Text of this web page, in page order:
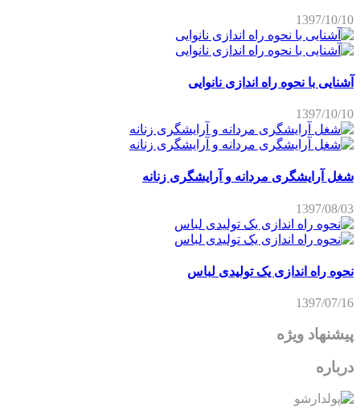
1397/10/10
آشنایی با نحوه راه اندازی نانوایی
1397/10/10
شغل آرایشگری مردانه و آرایشگری زنانه
1397/08/03
نحوه راه اندازی یک تولیدی لباس
1397/07/16
پیشنهاد ویژه
درباره